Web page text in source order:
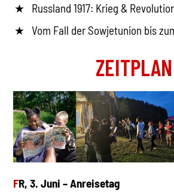
Russland 1917: Krieg &
Vom Fall der Sowjetunion bis
ZEITPLAN
FR, 3. Juni – Anreisetag